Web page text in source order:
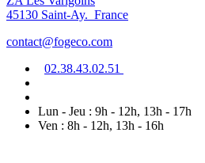
45130 Saint-Ay. France
contact@fogeco.com
02.38.43.02.51
Lun - Jeu : 9h - 12h, 13h - 17h
Ven : 8h - 12h, 13h - 16h